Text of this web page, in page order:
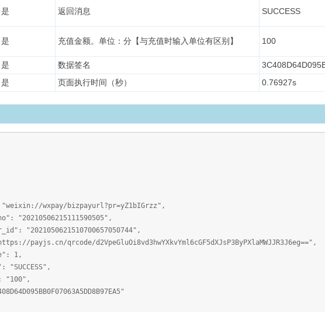
是 返回消息 SUCCESS
是 充值金额。单位：分【与充值时输入单位有区别】 100
是 数据签名
是 页面执行时间（秒） 0.76927s
wxpay/bizpayurl?pr=yZ1bIGrzz",
qrcode/d2VpeGluOi8vd3hwYXkvYml6cGF5dXJsP3ByPXlaMWJJR3J6eg==",
1,